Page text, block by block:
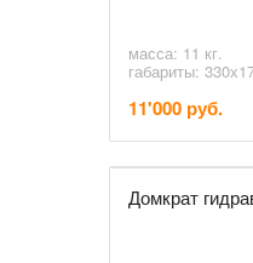
масса: 11 кг.
габариты:
11'000 руб.
Домкрат